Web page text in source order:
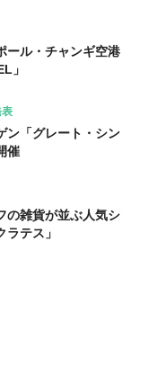
ール・チャンギ空港
」
ン「グレート・シン
催
の雑貨が並ぶ人気シ
ラテス」